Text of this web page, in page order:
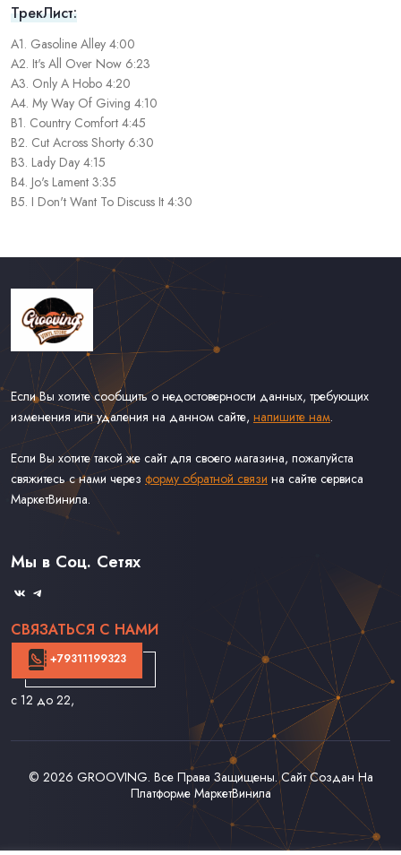
ТрекЛист:
A1. Gasoline Alley 4:00
A2. It's All Over Now 6:23
A3. Only A Hobo 4:20
A4. My Way Of Giving 4:10
B1. Country Comfort 4:45
B2. Cut Across Shorty 6:30
B3. Lady Day 4:15
B4. Jo's Lament 3:35
B5. I Don't Want To Discuss It 4:30
Если Вы хотите сообщить о недостоверности данных, требующих
изменения или удаления на данном сайте, напишите нам.
Если Вы хотите такой же сайт для своего магазина, пожалуйста
свяжитесь с нами через форму обратной связи на сайте сервиса
МаркетВинила.
Связаться С Нами
Оферта
Мы в Соц. Сетях
СВЯЗАТЬСЯ С НАМИ
+79311199323
с 12 до 22,
© 2026 GROOVING. Все Права Защищены. Сайт Создан На
Платформе МаркетВинила